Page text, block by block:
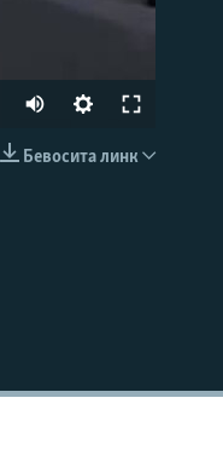
Бевосита линк